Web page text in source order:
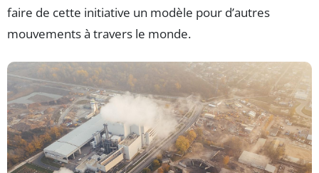
faire de cette initiative un modèle pour d’autres
mouvements à travers le monde.